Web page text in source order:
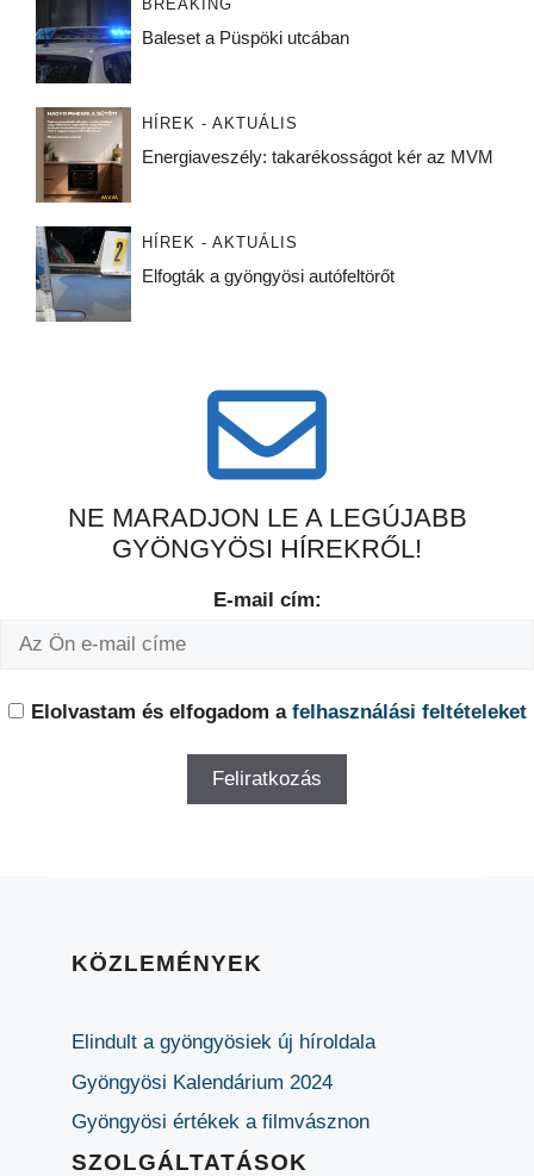
BREAKING
Baleset a Püspöki utcában
HÍREK - AKTUÁLIS
Energiaveszély: takarékosságot kér az MVM
HÍREK - AKTUÁLIS
Elfogták a gyöngyösi autófeltörőt
NE MARADJON LE A LEGÚJABB
GYÖNGYÖSI HÍREKRŐL!
E-mail cím:
Elolvastam és elfogadom a felhasználási feltételeket
KÖZLEMÉNYEK
Elindult a gyöngyösiek új híroldala
Gyöngyösi Kalendárium 2024
Gyöngyösi értékek a filmvásznon
SZOLGÁLTATÁSOK